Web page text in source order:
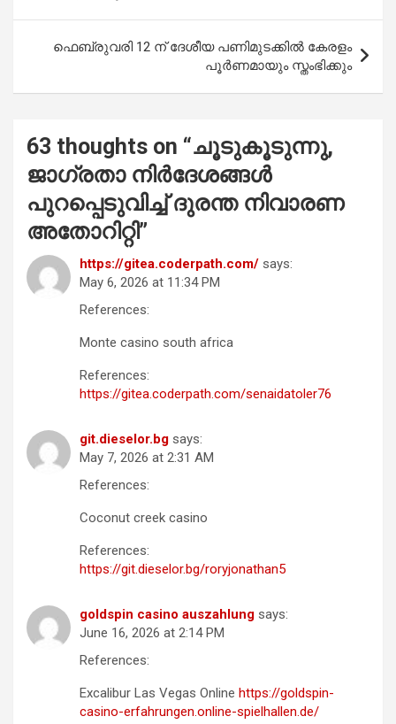
o
k
p
p
ഫെബ്രുവരി 12 ന് ദേശീയ പണിമുടക്കില്‍ കേരളം
പൂര്‍ണമായും സ്തംഭിക്കും
63 thoughts on “ചൂടുകൂടുന്നു,
ജാഗ്രതാ നിർദേശങ്ങൾ
പുറപ്പെടുവിച്ച് ദുരന്ത നിവാരണ
അതോറിറ്റി”
https://gitea.coderpath.com/ says:
May 6, 2026 at 11:34 PM
References:
Monte casino south africa
References:
https://gitea.coderpath.com/senaidatoler76
git.dieselor.bg says:
May 7, 2026 at 2:31 AM
References:
Coconut creek casino
References:
https://git.dieselor.bg/roryjonathan5
goldspin casino auszahlung says:
June 16, 2026 at 2:14 PM
References:
Excalibur Las Vegas Online https://goldspin-
casino-erfahrungen.online-spielhallen.de/